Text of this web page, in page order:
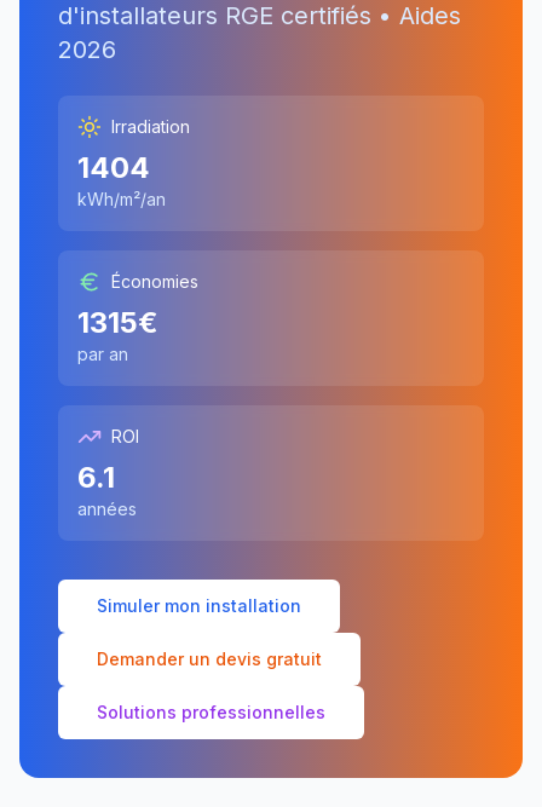
d'installateurs RGE certifiés • Aides
2026
Irradiation
1404
kWh/m²/an
Économies
1315€
par an
ROI
6.1
années
Simuler mon installation
Demander un devis gratuit
Solutions professionnelles